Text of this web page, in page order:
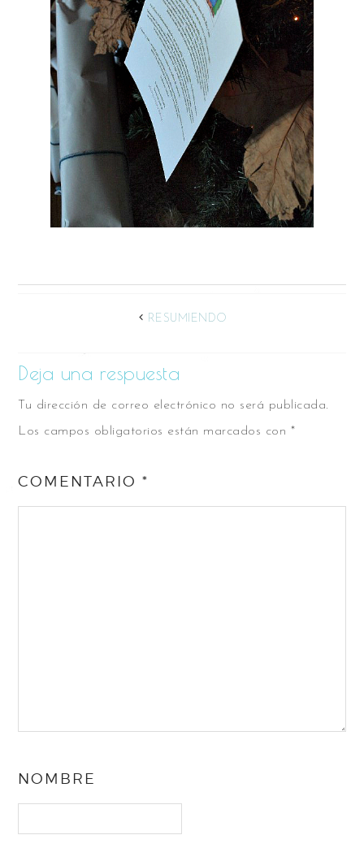
RESUMIENDO
Deja una respuesta
Tu dirección de correo electrónico no será publicada.
Los campos obligatorios están marcados con *
COMENTARIO*
NOMBRE